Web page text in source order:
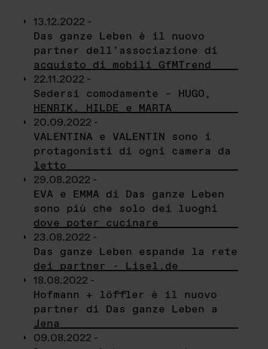
13.12.2022 -
Das ganze Leben è il nuovo
partner dell’associazione di
acquisto di mobili GfMTrend
22.11.2022 -
Sedersi comodamente – HUGO,
HENRIK, HILDE e MARTA
20.09.2022 -
VALENTINA e VALENTIN sono i
protagonisti di ogni camera da
letto
29.08.2022 -
EVA e EMMA di Das ganze Leben
sono più che solo dei luoghi
dove poter cucinare
23.08.2022 -
Das ganze Leben espande la rete
dei partner - Lisel.de
18.08.2022 -
Hofmann + löffler è il nuovo
partner di Das ganze Leben a
Jena
09.08.2022 -